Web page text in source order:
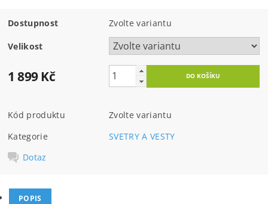
Dostupnost Zvolte variantu
Velikost
1 899 Kč
Kód produktu
Zvolte variantu
Kategorie
SVETRY A VESTY
Dotaz
POPIS